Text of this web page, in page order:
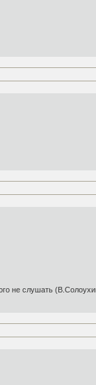
не слушать